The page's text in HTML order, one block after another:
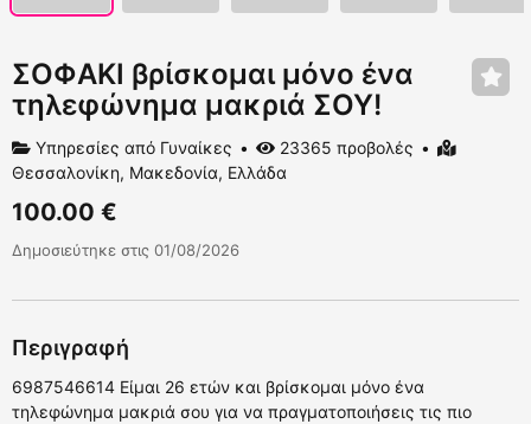
ΣΟΦΑΚΙ βρίσκομαι μόνο ένα
τηλεφώνημα μακριά ΣΟΥ!
Υπηρεσίες από Γυναίκες
23365 προβολές
Θεσσαλονίκη, Μακεδονία, Ελλάδα
100.00 €
Δημοσιεύτηκε στις 01/08/2026
Περιγραφή
6987546614 Είμαι 26 ετών και βρίσκομαι μόνο ένα
τηλεφώνημα μακριά σου για να πραγματοποιήσεις τις πιο